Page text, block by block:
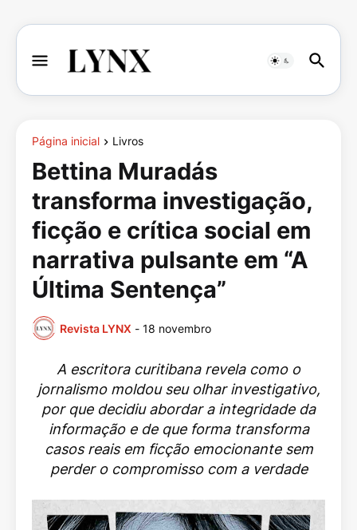
Página inicial Livros
Bettina Muradás
transforma investigação,
ficção e crítica social em
narrativa pulsante em “A
Última Sentença”
Revista LYNX - 18 novembro
A escritora curitibana revela como o
jornalismo moldou seu olhar investigativo,
por que decidiu abordar a integridade da
informação e de que forma transforma
casos reais em ficção emocionante sem
perder o compromisso com a verdade